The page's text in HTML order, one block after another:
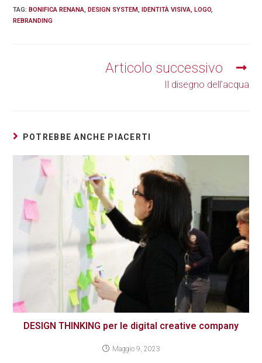
TAG:BONIFICA RENANA, DESIGN SYSTEM, IDENTITÀ VISIVA, LOGO,
REBRANDING
Articolo successivo
Il disegno dell’acqua
POTREBBE ANCHE PIACERTI
DESIGN THINKING per le digital creative company
Maggio 9, 2023